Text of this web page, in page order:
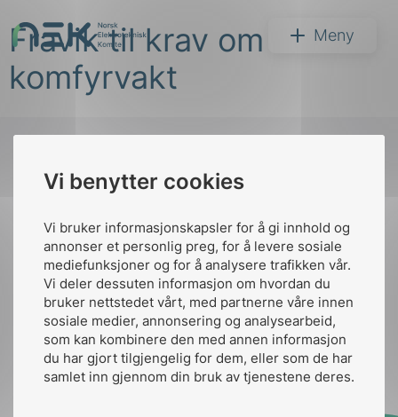
Vi benytter cookies
Vi bruker informasjonskapsler for å gi innhold og
annonser et personlig preg, for å levere sosiale
mediefunksjoner og for å analysere trafikken vår.
Vi deler dessuten informasjon om hvordan du
bruker nettstedet vårt, med partnerne våre innen
sosiale medier, annonsering og analysearbeid,
som kan kombinere den med annen informasjon
du har gjort tilgjengelig for dem, eller som de har
samlet inn gjennom din bruk av tjenestene deres.
til
innhold
NEK Meny
Søk
Fravik til krav om
komfyrvakt
Kontakt oss
Ansatte
nek@nek.no
Kontakt
Bruk av Cookies
toppen